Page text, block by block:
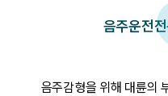
음주운전
음주감형을 위해 대륜의